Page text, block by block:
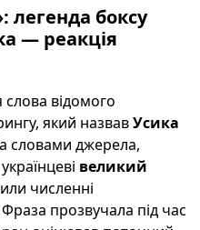
легенда боксу
— реакція
відомого
який назвавУсика
словами джерела,
великий
численні
Фраза прозвучала під час